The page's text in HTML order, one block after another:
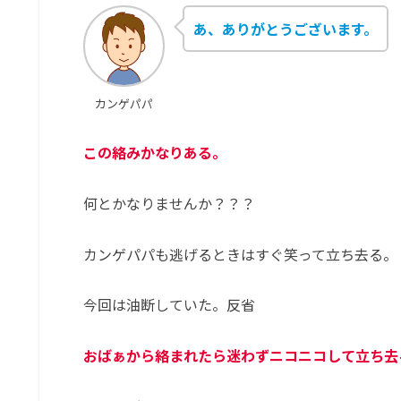
カンゲパパ
あ、ありがとうございます。
この絡みかなりある。
何とかなりませんか？？？
カンゲパパも逃げるときはすぐ笑って立ち去る。
今回は油断していた。反省
おばぁから絡まれたら迷わずニコニコして立ち